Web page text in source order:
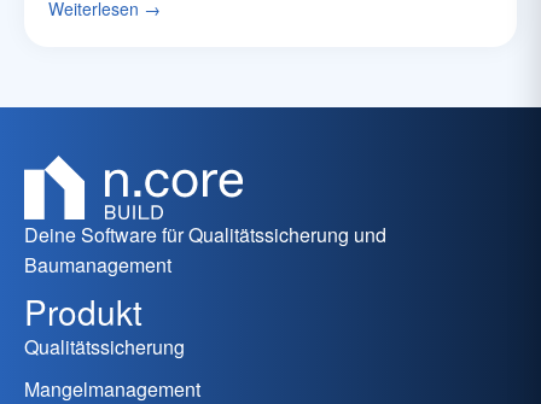
Weiterlesen →
Deine Software für Qualitätssicherung und
Baumanagement
Produkt
Qualitätssicherung
Mangelmanagement